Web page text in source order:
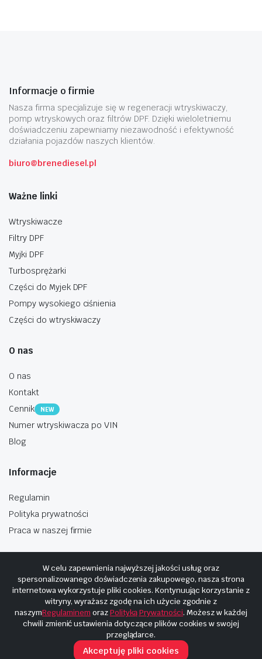
Informacje o firmie
Nasza firma specjalizuje się w regeneracji wtryskiwaczy,
pomp wtryskowych oraz filtrów DPF. Dzięki wieloletniemu
doświadczeniu zapewniamy niezawodność i efektywność
działania pojazdów naszych klientów.
biuro@brenediesel.pl
Ważne linki
Wtryskiwacze
Filtry DPF
Myjki DPF
Turbosprężarki
Części do Myjek DPF
Pompy wysokiego ciśnienia
Części do wtryskiwaczy
O nas
O nas
Kontakt
Cennik
NEW
Numer wtryskiwacza po VIN
Blog
Informacje
Regulamin
Polityka prywatności
Praca w naszej firmie
Copyright © 2025 Hosting i budowa Cyberplaneta.pl
W celu zapewnienia najwyższej jakości usług oraz
spersonalizowanego doświadczenia zakupowego, nasza strona
internetowa wykorzystuje pliki cookies. Kontynuując korzystanie z
witryny, wyrażasz zgodę na ich użycie zgodnie z
naszymRegulaminem orazPolityką Prywatności. Możesz w każdej
chwili zmienić ustawienia dotyczące plików cookies w swojej
przeglądarce.
Akceptuję pliki cookies